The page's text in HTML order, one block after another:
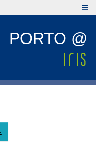
PORTO @